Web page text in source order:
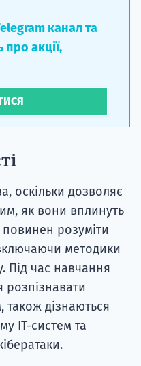
канал та
акції,
оскільки дозволяє
як вони вплинуть
розуміти
методики
Під час навчання
розпізнавати
також дізнаються
ІТ-систем та